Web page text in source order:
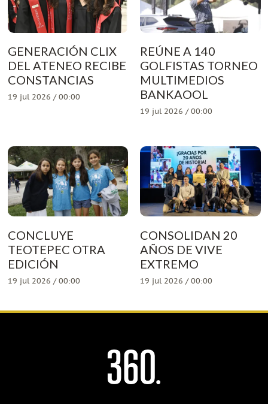
GENERACIÓN CLIX
DEL ATENEO RECIBE
CONSTANCIAS
19 jul 2026 / 00:00
REÚNE A 140
GOLFISTAS TORNEO
MULTIMEDIOS
BANKAOOL
19 jul 2026 / 00:00
CONCLUYE
TEOTEPEC OTRA
EDICIÓN
19 jul 2026 / 00:00
CONSOLIDAN 20
AÑOS DE VIVE
EXTREMO
19 jul 2026 / 00:00